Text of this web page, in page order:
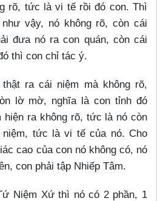
rõ, tức là vi tế rồi đó con. Thì
vậy, nó không rõ, còn cái
đưa nó ra con quán, còn cái
thì con chỉ tác ý.
ra cái niệm mà không rõ,
lờ mờ, nghĩa là con tỉnh đó
hiện ra không rõ, tức là nó còn
tức là vi tế của nó. Cho
cao của con nó không có, nó
con phải tập Nhiếp Tâm.
Niệm Xứ thì nó có 2 phần, 1